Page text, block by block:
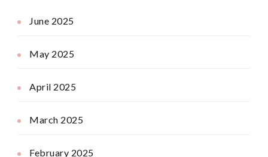
June 2025
May 2025
April 2025
March 2025
February 2025